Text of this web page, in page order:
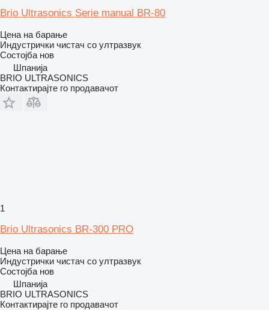
Brio Ultrasonics Serie manual BR-80
Цена на барање
Индустрички чистач со ултразвук
Состојба нов
Шпанија
BRIO ULTRASONICS
Контактирајте го продавачот
1
Brio Ultrasonics BR-300 PRO
Цена на барање
Индустрички чистач со ултразвук
Состојба нов
Шпанија
BRIO ULTRASONICS
Контактирајте го продавачот